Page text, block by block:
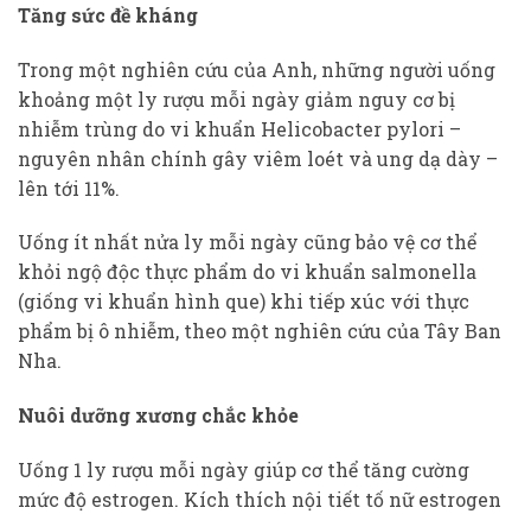
Tăng sức đề kháng
Trong một nghiên cứu của Anh, những người uống
khoảng một ly rượu mỗi ngày giảm nguy cơ bị
nhiễm trùng do vi khuẩn Helicobacter pylori –
nguyên nhân chính gây viêm loét và ung dạ dày –
lên tới 11%.
Uống ít nhất nửa ly mỗi ngày cũng bảo vệ cơ thể
khỏi ngộ độc thực phẩm do vi khuẩn salmonella
(giống vi khuẩn hình que) khi tiếp xúc với thực
phẩm bị ô nhiễm, theo một nghiên cứu của Tây Ban
Nha.
Nuôi dưỡng xương chắc khỏe
Uống 1 ly rượu mỗi ngày giúp cơ thể tăng cường
mức độ estrogen. Kích thích nội tiết tố nữ estrogen